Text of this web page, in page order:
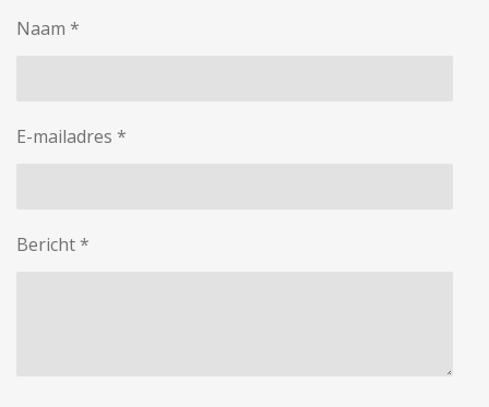
Naam *
E-mailadres *
Bericht *